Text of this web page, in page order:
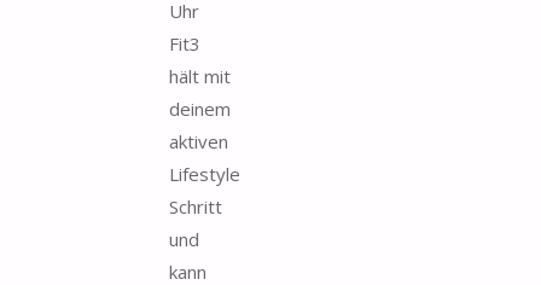
Uhr
Fit3
hält mit
deinem
aktiven
Lifestyle
Schritt
und
kann